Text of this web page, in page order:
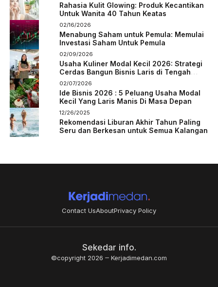
Rahasia Kulit Glowing: Produk Kecantikan
Untuk Wanita 40 Tahun Keatas
02/16/2026
Menabung Saham untuk Pemula: Memulai
Investasi Saham Untuk Pemula
02/09/2026
Usaha Kuliner Modal Kecil 2026: Strategi
Cerdas Bangun Bisnis Laris di Tengah
Persaingan
02/07/2026
Ide Bisnis 2026 : 5 Peluang Usaha Modal
Kecil Yang Laris Manis Di Masa Depan
12/26/2025
Rekomendasi Liburan Akhir Tahun Paling
Seru dan Berkesan untuk Semua Kalangan
Contact UsAboutPrivacy Policy
Sekedar info.
©copyright 2026 Kerjadimedan.com